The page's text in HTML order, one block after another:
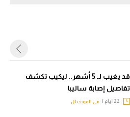
قد يغيب لـ 5 أشهر.. ليكيب تكشف
تفاصيل إصابة ساليبا
في المونديال